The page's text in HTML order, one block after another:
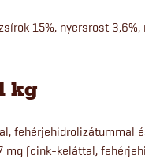
15%, nyersrost
kg
fehérjehidrolizátummal
mg (cink-keláttal,